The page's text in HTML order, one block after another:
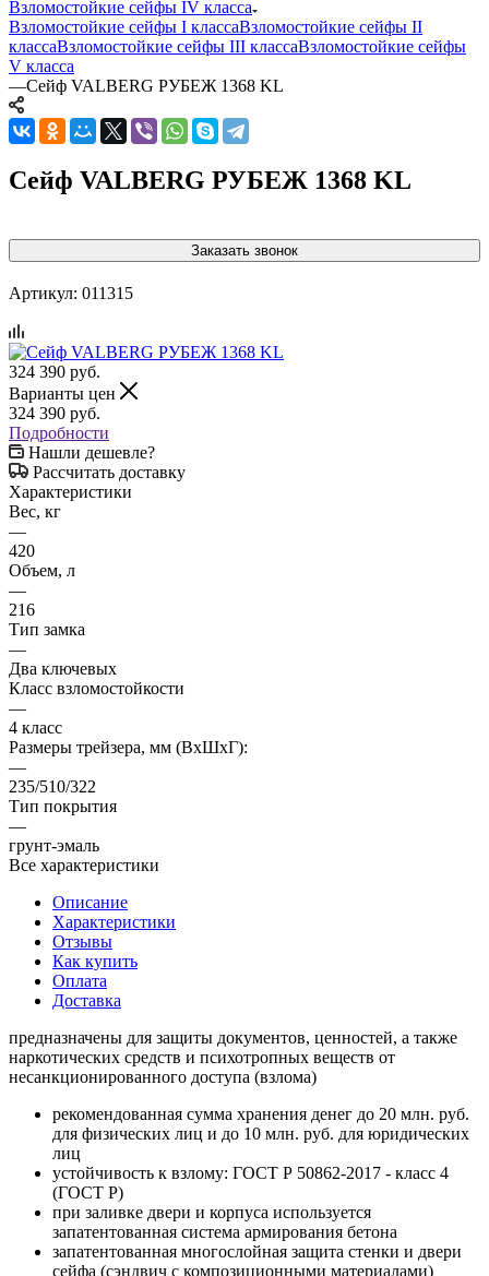
Взломостойкие сейфы IV класса
Взломостойкие сейфы I классаВзломостойкие сейфы II
классаВзломостойкие сейфы III классаВзломостойкие сейфы
V класса
—Сейф VALBERG РУБЕЖ 1368 KL
Сейф VALBERG РУБЕЖ 1368 KL
Заказать звонок
Артикул: 011315
324 390 руб.
Варианты цен
324 390 руб.
Подробности
Нашли дешевле?
Рассчитать доставку
Характеристики
Вес, кг
—
420
Объем, л
—
216
Тип замка
—
Два ключевых
Класс взломостойкости
—
4 класс
Размеры трейзера, мм (ВхШхГ):
—
235/510/322
Тип покрытия
—
грунт-эмаль
Все характеристики
Описание
Характеристики
Отзывы
Как купить
Оплата
Доставка
предназначены для защиты документов, ценностей, а также
наркотических средств и психотропных веществ от
несанкционированного доступа (взлома)
рекомендованная сумма хранения денег до 20 млн. руб.
для физических лиц и до 10 млн. руб. для юридических
лиц
устойчивость к взлому: ГОСТ Р 50862-2017 - класс 4
(ГОСТ Р)
при заливке двери и корпуса используется
запатентованная система армирования бетона
запатентованная многослойная защита стенки и двери
сейфа (сэндвич с композиционными материалами)